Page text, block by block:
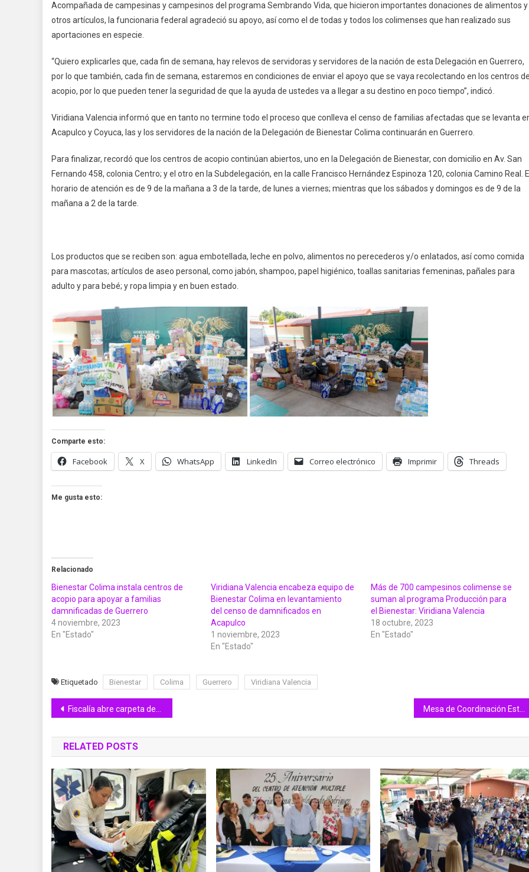
Envío
De
En
Bienestar
Colima
Damnificados
De
Acompañada de campesinas y campesinos del programa Sembrando Vida, que hicieron importantes donaciones de alimentos y
otros artículos, la funcionaria federal agradeció su apoyo, así como el de todas y todos los colimenses que han realizado sus
aportaciones en especie.
“Quiero explicarles que, cada fin de semana, hay relevos de servidoras y servidores de la nación de esta Delegación en Guerrero,
por lo que también, cada fin de semana, estaremos en condiciones de enviar el apoyo que se vaya recolectando en los centros
acopio, por lo que pueden tener la seguridad de que la ayuda de ustedes va a llegar a su destino en poco tiempo”, indicó.
Viridiana Valencia informó que en tanto no termine todo el proceso que conlleva el censo de familias afectadas que se levanta
Acapulco y Coyuca, las y los servidores de la nación de la Delegación de Bienestar Colima continuarán en Guerrero.
Para finalizar, recordó que los centros de acopio continúan abiertos, uno en la Delegación de Bienestar, con domicilio en Av. San
Fernando 458, colonia Centro; y el otro en la Subdelegación, en la calle Francisco Hernández Espinoza 120, colonia Camino Real.
horario de atención es de 9 de la mañana a 3 de la tarde, de lunes a viernes; mientras que los sábados y domingos es de 9 de la
mañana a 2 de la tarde.
Los productos que se reciben son: agua embotellada, leche en polvo, alimentos no perecederos y/o enlatados, así como comida
para mascotas; artículos de aseo personal, como jabón, shampoo, papel higiénico, toallas sanitarias femeninas, pañales para
adulto y para bebé; y ropa limpia y en buen estado.
Comparte esto:
Facebook X WhatsApp LinkedIn Correo electrónico Imprimir Threads
Me gusta esto:
Relacionado
Bienestar Colima instala centros de
acopio para apoyar a familias
damnificadas de Guerrero
4 noviembre, 2023
En "Estado"
Viridiana Valencia encabeza equipo de
Bienestar Colima en levantamiento
del censo de damnificados en
Acapulco
1 noviembre, 2023
En "Estado"
Más de 700 campesinos colimense se
suman al programa Producción para
el Bienestar: Viridiana Valencia
18 octubre, 2023
En "Estado"
Etiquetado Bienestar Colima Guerrero Viridiana Valencia
Navegación
de
entradas
Fiscalía abre carpeta de investigación por hallazgo de menor sin vida en Cuauhtémoc Mesa de Coordinación Estatal: Presunto responsable del feminicidio de adolescente en Cuauhtémoc está plenamente identificado
RELATED POSTS